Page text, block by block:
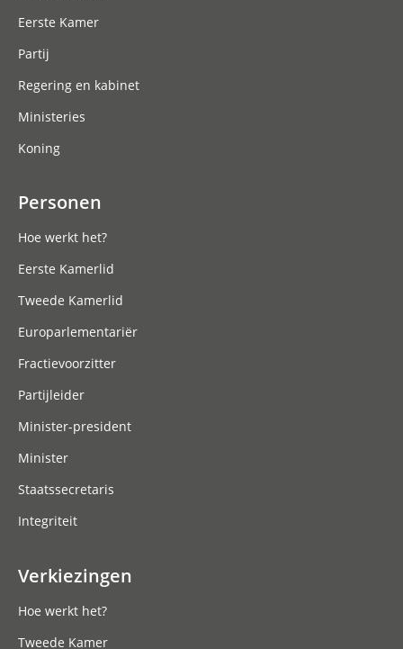
Eerste Kamer
Partij
Regering en kabinet
Ministeries
Koning
Personen
Hoe werkt het?
Eerste Kamerlid
Tweede Kamerlid
Europarlementariër
Fractievoorzitter
Partijleider
Minister-president
Minister
Staatssecretaris
Integriteit
Verkiezingen
Hoe werkt het?
Tweede Kamer